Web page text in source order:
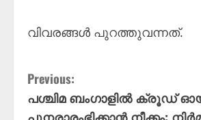
വിവരങ്ങൾ പുറത്തുവന്നത്.
C
o
Previous:
പശ്ചിമ ബംഗാളിൽ ക്രൂഡ്